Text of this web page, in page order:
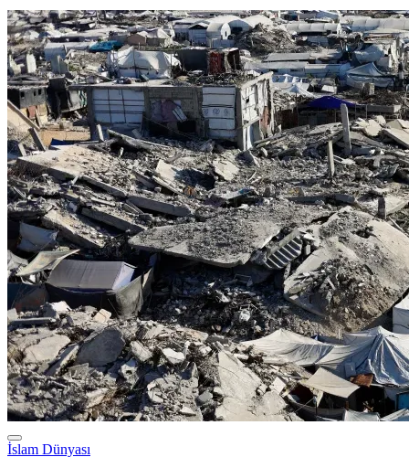
İslam Dünyası
Gazze ve Batı Şeria’da bir şehit ve onlarca yaralı